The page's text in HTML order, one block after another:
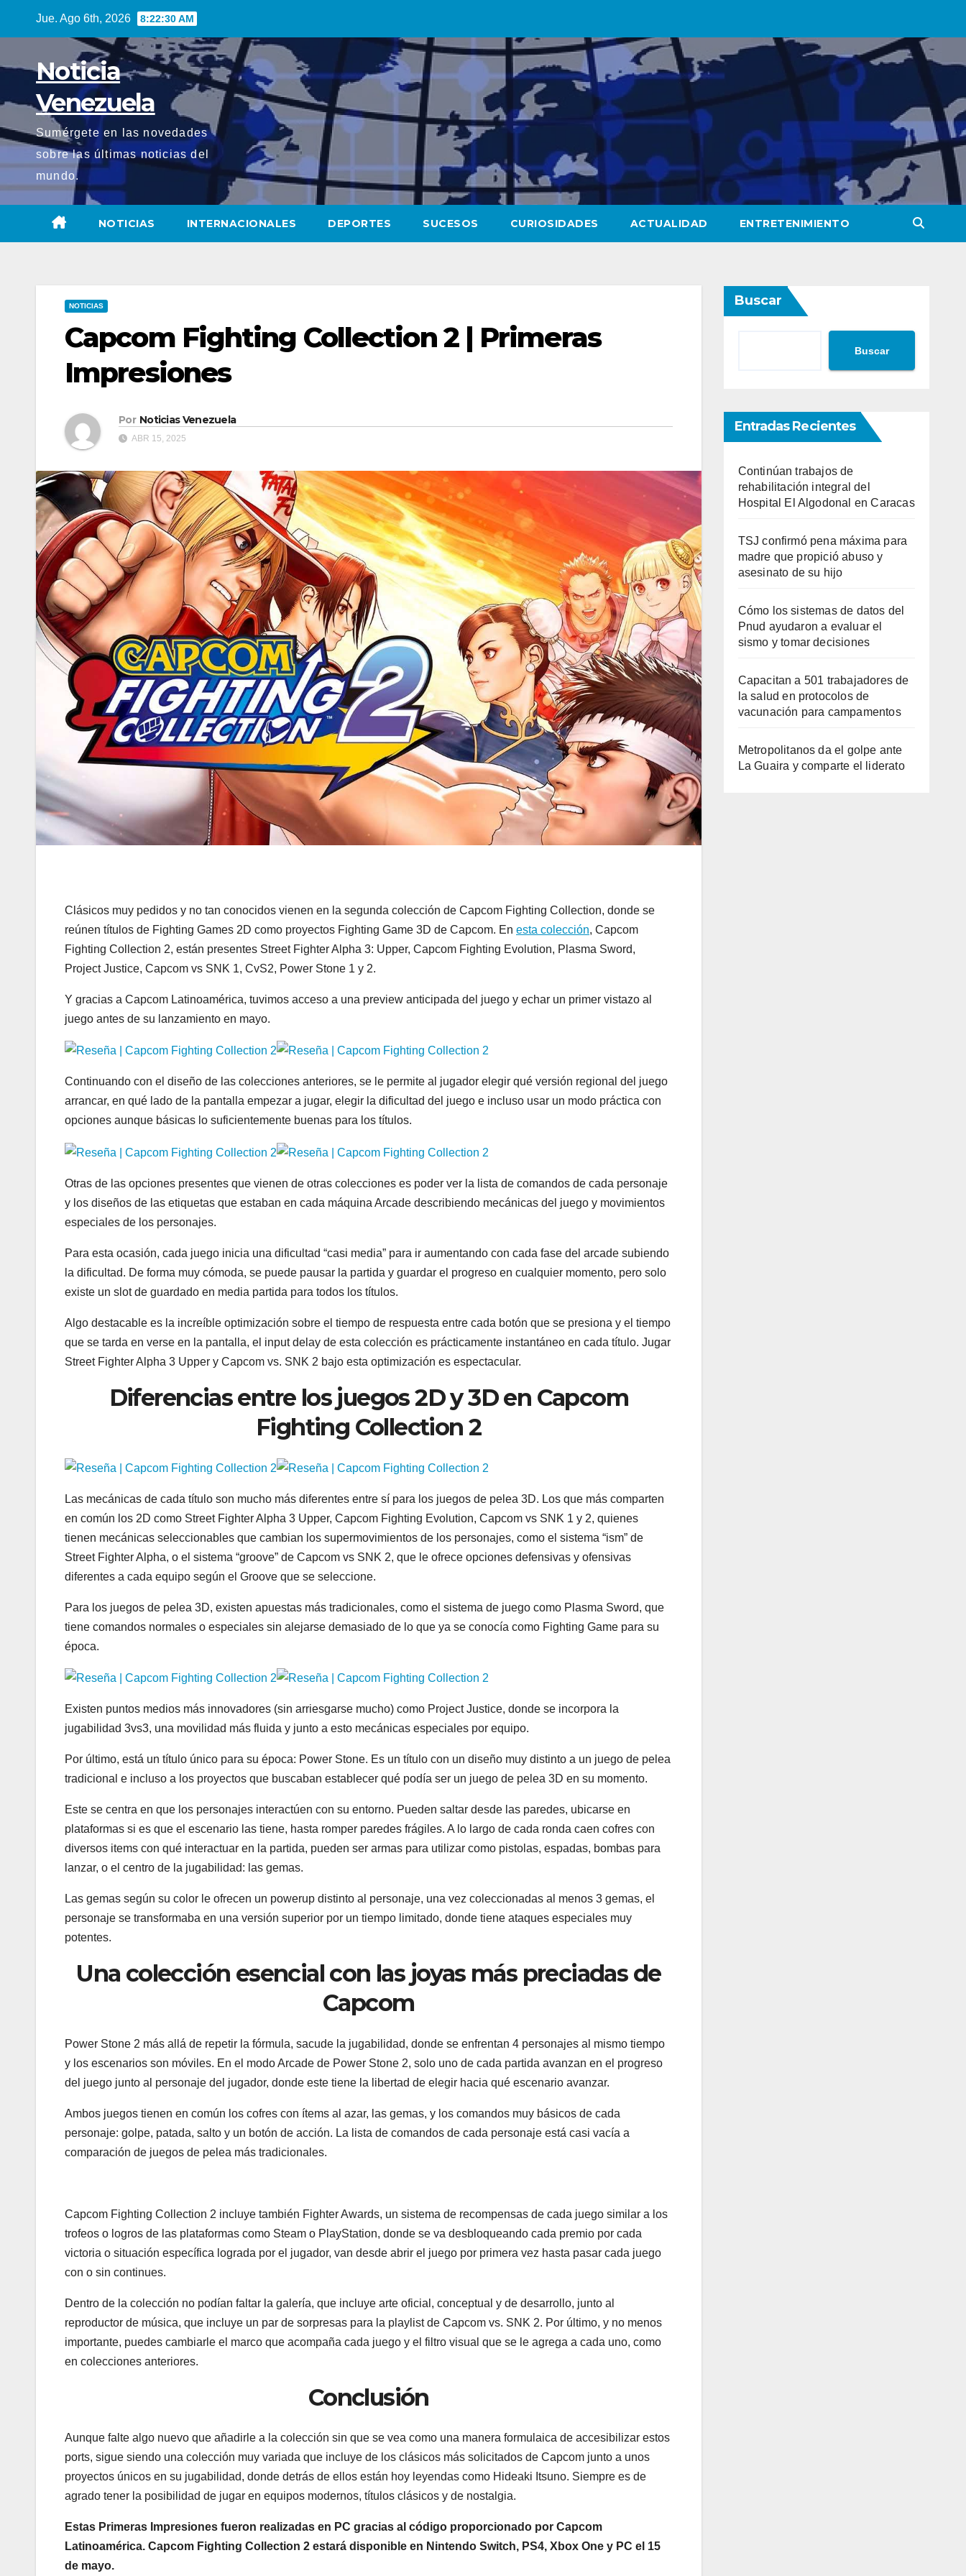
Jue. Ago 6th, 2026 8:22:31 AM
Noticia
Venezuela
Sumérgete en las novedades
sobre las últimas noticias del
mundo.
NOTICIAS INTERNACIONALES DEPORTES SUCESOS CURIOSIDADES ACTUALIDAD ENTRETENIMIENTO
NOTICIAS
Capcom Fighting Collection 2 | Primeras
Impresiones
Por Noticias Venezuela
ABR 15, 2025
Clásicos muy pedidos y no tan conocidos vienen en la segunda colección de Capcom Fighting Collection, donde se
reúnen títulos de Fighting Games 2D como proyectos Fighting Game 3D de Capcom. En esta colección, Capcom
Fighting Collection 2, están presentes Street Fighter Alpha 3: Upper, Capcom Fighting Evolution, Plasma Sword,
Project Justice, Capcom vs SNK 1, CvS2, Power Stone 1 y 2.
Y gracias a Capcom Latinoamérica, tuvimos acceso a una preview anticipada del juego y echar un primer vistazo al
juego antes de su lanzamiento en mayo.
Continuando con el diseño de las colecciones anteriores, se le permite al jugador elegir qué versión regional del juego
arrancar, en qué lado de la pantalla empezar a jugar, elegir la dificultad del juego e incluso usar un modo práctica con
opciones aunque básicas lo suficientemente buenas para los títulos.
Otras de las opciones presentes que vienen de otras colecciones es poder ver la lista de comandos de cada personaje
y los diseños de las etiquetas que estaban en cada máquina Arcade describiendo mecánicas del juego y movimientos
especiales de los personajes.
Para esta ocasión, cada juego inicia una dificultad “casi media” para ir aumentando con cada fase del arcade subiendo
la dificultad. De forma muy cómoda, se puede pausar la partida y guardar el progreso en cualquier momento, pero solo
existe un slot de guardado en media partida para todos los títulos.
Algo destacable es la increíble optimización sobre el tiempo de respuesta entre cada botón que se presiona y el tiempo
que se tarda en verse en la pantalla, el input delay de esta colección es prácticamente instantáneo en cada título. Jugar
Street Fighter Alpha 3 Upper y Capcom vs. SNK 2 bajo esta optimización es espectacular.
Diferencias entre los juegos 2D y 3D en Capcom
Fighting Collection 2
Las mecánicas de cada título son mucho más diferentes entre sí para los juegos de pelea 3D. Los que más comparten
en común los 2D como Street Fighter Alpha 3 Upper, Capcom Fighting Evolution, Capcom vs SNK 1 y 2, quienes
tienen mecánicas seleccionables que cambian los supermovimientos de los personajes, como el sistema “ism” de
Street Fighter Alpha, o el sistema “groove” de Capcom vs SNK 2, que le ofrece opciones defensivas y ofensivas
diferentes a cada equipo según el Groove que se seleccione.
Para los juegos de pelea 3D, existen apuestas más tradicionales, como el sistema de juego como Plasma Sword, que
tiene comandos normales o especiales sin alejarse demasiado de lo que ya se conocía como Fighting Game para su
época.
Existen puntos medios más innovadores (sin arriesgarse mucho) como Project Justice, donde se incorpora la
jugabilidad 3vs3, una movilidad más fluida y junto a esto mecánicas especiales por equipo.
Por último, está un título único para su época: Power Stone. Es un título con un diseño muy distinto a un juego de pelea
tradicional e incluso a los proyectos que buscaban establecer qué podía ser un juego de pelea 3D en su momento.
Este se centra en que los personajes interactúen con su entorno. Pueden saltar desde las paredes, ubicarse en
plataformas si es que el escenario las tiene, hasta romper paredes frágiles. A lo largo de cada ronda caen cofres con
diversos items con qué interactuar en la partida, pueden ser armas para utilizar como pistolas, espadas, bombas para
lanzar, o el centro de la jugabilidad: las gemas.
Las gemas según su color le ofrecen un powerup distinto al personaje, una vez coleccionadas al menos 3 gemas, el
personaje se transformaba en una versión superior por un tiempo limitado, donde tiene ataques especiales muy
potentes.
Una colección esencial con las joyas más preciadas de
Capcom
Power Stone 2 más allá de repetir la fórmula, sacude la jugabilidad, donde se enfrentan 4 personajes al mismo tiempo
y los escenarios son móviles. En el modo Arcade de Power Stone 2, solo uno de cada partida avanzan en el progreso
del juego junto al personaje del jugador, donde este tiene la libertad de elegir hacia qué escenario avanzar.
Ambos juegos tienen en común los cofres con ítems al azar, las gemas, y los comandos muy básicos de cada
personaje: golpe, patada, salto y un botón de acción. La lista de comandos de cada personaje está casi vacía a
comparación de juegos de pelea más tradicionales.
Capcom Fighting Collection 2 incluye también Fighter Awards, un sistema de recompensas de cada juego similar a los
trofeos o logros de las plataformas como Steam o PlayStation, donde se va desbloqueando cada premio por cada
victoria o situación específica lograda por el jugador, van desde abrir el juego por primera vez hasta pasar cada juego
con o sin continues.
Dentro de la colección no podían faltar la galería, que incluye arte oficial, conceptual y de desarrollo, junto al
reproductor de música, que incluye un par de sorpresas para la playlist de Capcom vs. SNK 2. Por último, y no menos
importante, puedes cambiarle el marco que acompaña cada juego y el filtro visual que se le agrega a cada uno, como
en colecciones anteriores.
Conclusión
Aunque falte algo nuevo que añadirle a la colección sin que se vea como una manera formulaica de accesibilizar estos
ports, sigue siendo una colección muy variada que incluye de los clásicos más solicitados de Capcom junto a unos
proyectos únicos en su jugabilidad, donde detrás de ellos están hoy leyendas como Hideaki Itsuno. Siempre es de
agrado tener la posibilidad de jugar en equipos modernos, títulos clásicos y de nostalgia.
Estas Primeras Impresiones fueron realizadas en PC gracias al código proporcionado por Capcom
Latinoamérica. Capcom Fighting Collection 2 estará disponible en Nintendo Switch, PS4, Xbox One y PC el 15
de mayo.
Buscar
Buscar
Entradas Recientes
Continúan trabajos de
rehabilitación integral del
Hospital El Algodonal en Caracas
TSJ confirmó pena máxima para
madre que propició abuso y
asesinato de su hijo
Cómo los sistemas de datos del
Pnud ayudaron a evaluar el
sismo y tomar decisiones
Capacitan a 501 trabajadores de
la salud en protocolos de
vacunación para campamentos
Metropolitanos da el golpe ante
La Guaira y comparte el liderato